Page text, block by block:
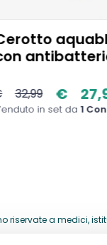
32,99 €
in set da1
a medici,